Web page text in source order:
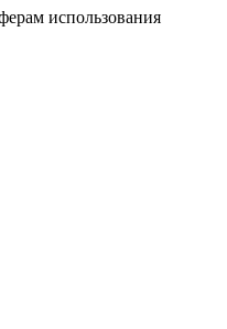
использования